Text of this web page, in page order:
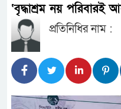
‘বৃদ্ধাশ্রম নয় পরিবারই
প্রতিনিধির নাম :